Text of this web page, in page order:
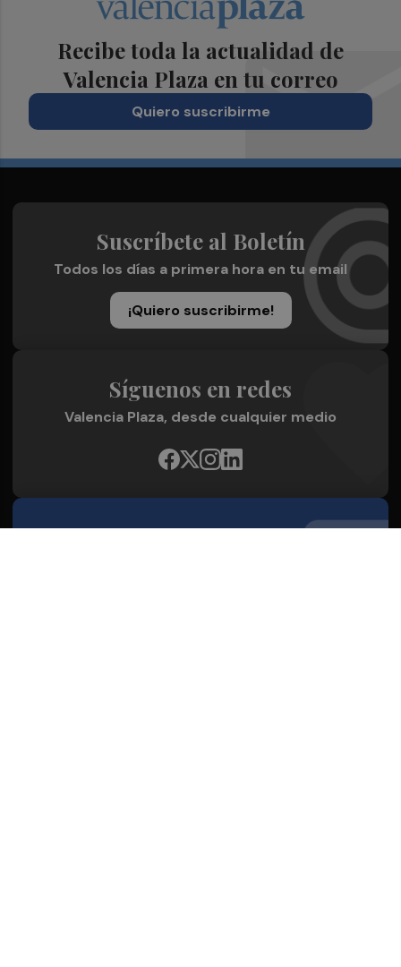
Recibe toda la actualidad de
Valencia Plaza en tu correo
Quiero suscribirme
Suscríbete al Boletín
Todos los días a primera hora en tu email
¡Quiero suscribirme!
Síguenos en redes
Valencia Plaza, desde cualquier medio
Quienes Somos